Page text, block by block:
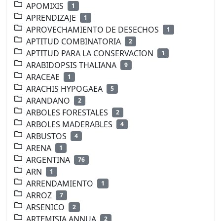
APOMIXIS 1
APRENDIZAJE 1
APROVECHAMIENTO DE DESECHOS 1
APTITUD COMBINATORIA 2
APTITUD PARA LA CONSERVACION 1
ARABIDOPSIS THALIANA 9
ARACEAE 1
ARACHIS HYPOGAEA 5
ARANDANO 2
ARBOLES FORESTALES 2
ARBOLES MADERABLES 4
ARBUSTOS 4
ARENA 1
ARGENTINA 76
ARN 1
ARRENDAMIENTO 1
ARROZ 7
ARSENICO 2
2